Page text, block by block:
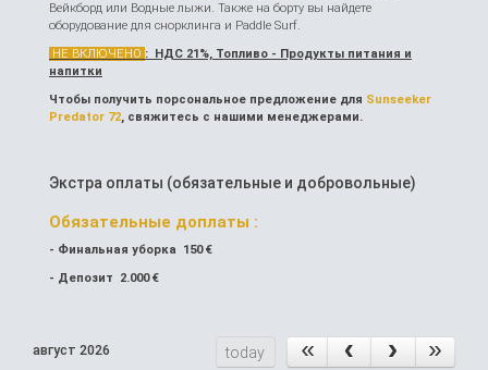
Вейкборд или Водные лыжи. Также на борту вы найдете
оборудование для снорклинга и Paddle Surf.
НЕ ВКЛЮЧЕНО : НДС 21%, Топливо - Продукты питания и
напитки
Чтобы получить порсональное предложение для Sunseeker
Predator 72, свяжитесь с нашими менеджерами.
Экстра оплаты (обязательные и добровольные)
Обязательные доплаты :
- Финальная уборка 150 €
- Депозит 2.000 €
август 2026 today